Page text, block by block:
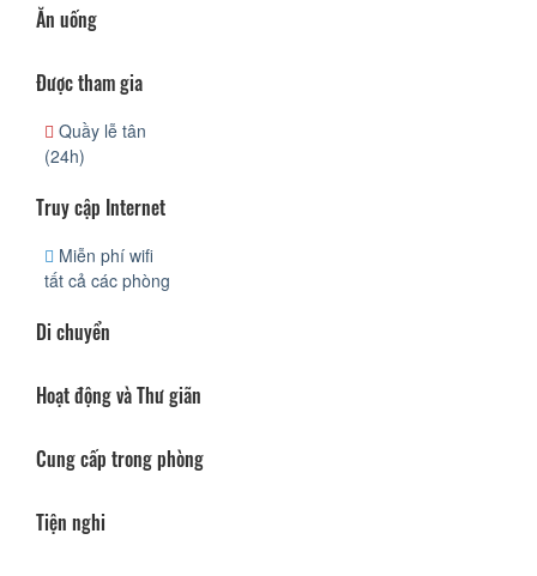
Ăn uống
Được tham gia
Quầy lễ tân
(24h)
Truy cập Internet
Miễn phí wifi
tất cả các phòng
Di chuyển
Hoạt động và Thư giãn
Cung cấp trong phòng
Tiện nghi